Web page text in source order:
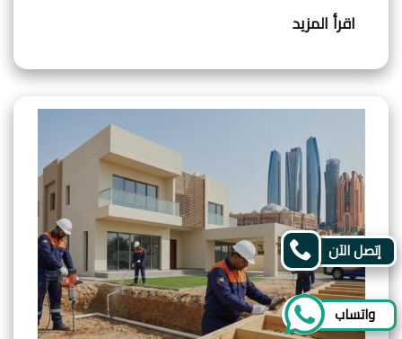
اقرأ المزيد
إتصل الآن
واتساب